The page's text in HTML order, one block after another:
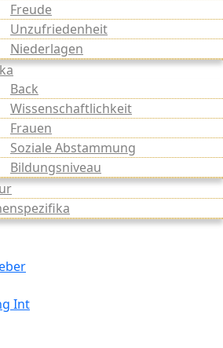
Freude
Unzufriedenheit
Niederlagen
Back
Wissenschaftlichkeit
Frauen
Soziale Abstammung
Bildungsniveau
Int